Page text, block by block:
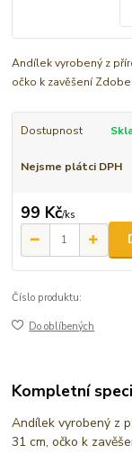
Andílek vyrobený z
očko k zavěšení
Dostupnost
Nejsme plátci DPH
99 Kč/ks
Číslo produktu:
Do oblíbených
Kompletní
Andílek vyrobený z
31 cm, očko k